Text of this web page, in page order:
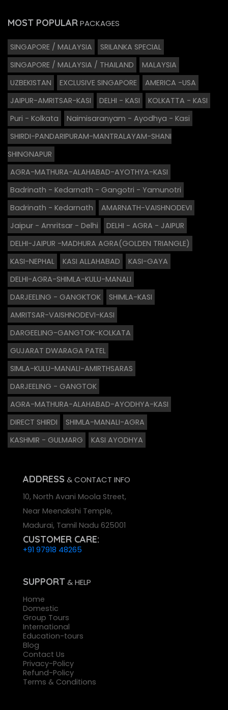
MOST POPULARPACKAGES
SINGAPORE / MALAYSIA
SRILANKA SPECIAL
SINGAPORE / MALAYSIA / THAILAND
MALAYSIA
UZBEKISTAN
EXCLUSIVE SINGAPORE
AMERICA -USA
JAIPUR-AMRITSAR-KASI
DELHI - KASI
KOLKATTA - KASI
Puri - Kolkata
Naimisaranyam - Ayodhya - Kasi
SHIRDI-PANDARIPURAM-MANTRALAYAM-SHANI
SHINGNAPUR
AGRA-MATHURA-ALAHABAD-AYOTHYA-KASI
Badrinath - Kedarnath - Gangotri - Yamunotri
Badrinath - Kedarnath
AMARNATH-VAISHNODEVI
Jaipur - Amritsar - Delhi
DELHI - AGRA - JAIPUR
DELHI-JAIPUR -MADHURA AGRA(GOLDEN TRIANGLE)
KASI-NEPHAL
KASI ALLAHABAD
KASI-GAYA
DELHI-AGRA-SHIMLA-KULU-MANALI
DARJEELING - GANGKTOK
SHIMLA-KASI
AMRITSAR-VAISHNODEVI-KASI
DARGEELING-GANGTOK-KOLKATA
GUJARAT DWARAGA PATEL
SIMLA-KULU-MANALI-AMIRTHSARAS
DARJEELING - GANGTOK
AGRA-MATHURA-ALAHABAD-AYODHYA-KASI
DIRECT SHIRDI
SHIMLA-MANALI-AGRA
KASHMIR - GULMARG
KASI AYODHYA
ADDRESS & CONTACT INFO
10, North Avani Moola Street,
Near Meenakshi Temple,
Madurai, Tamil Nadu 625001
CUSTOMER CARE:
+91 97918 48265
SUPPORT& HELP
Home
Domestic
Group Tours
International
Education-tours
Blog
Contact Us
Privacy-Policy
Refund-Policy
Terms & Conditions